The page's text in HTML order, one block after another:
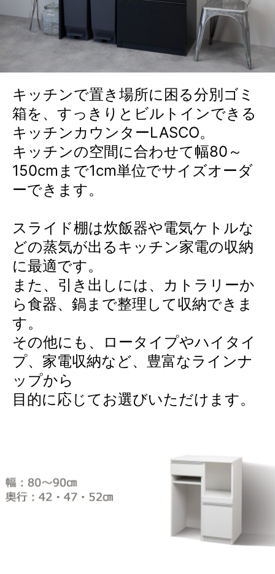
キッチンで置き場所に困る分別ゴミ
箱を、すっきりとビルトインできる
キッチンカウンターLASCO。
キッチンの空間に合わせて幅80～
150cmまで1cm単位でサイズオーダ
ーできます。
スライド棚は炊飯器や電気ケトルな
どの蒸気が出るキッチン家電の収納
に最適です。
また、引き出しには、カトラリーか
ら食器、鍋まで整理して収納できま
す。
その他にも、ロータイプやハイタイ
プ、家電収納など、豊富なラインナ
ップから
目的に応じてお選びいただけます。